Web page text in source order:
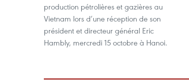
production pétrolières et gazières au
Vietnam lors d’une réception de son
président et directeur général Eric
Hambly, mercredi 15 octobre à Hanoi.